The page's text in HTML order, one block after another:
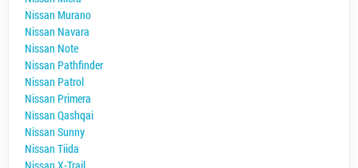
Nissan Murano
Nissan Navara
Nissan Note
Nissan Pathfinder
Nissan Patrol
Nissan Primera
Nissan Qashqai
Nissan Sunny
Nissan Tiida